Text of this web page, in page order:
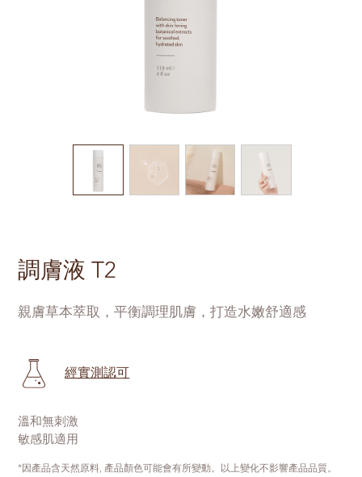
調膚液 T2
親膚草本萃取，平衡調理肌膚，打造水嫩舒適感
經實測認可
溫和無刺激
敏感肌適用
*因產品含天然原料, 產品顏色可能會有所變動。以上變化不影響產品品質。